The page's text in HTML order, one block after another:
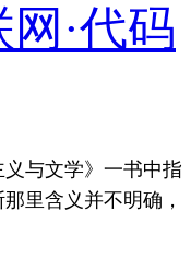
·代码
与文学》一书中指
里含义并不明确，